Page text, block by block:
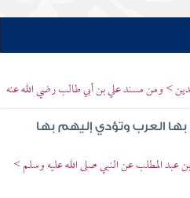
> ومن مسند علي بن أبي طالب رضي الله عنه
العرب وتؤدي إليهم بها
المطلب عن النبي صلى الله عليه وسلم >